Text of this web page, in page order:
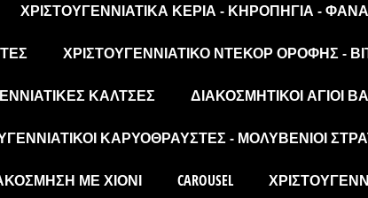
ΧΡΙΣΤΟΥΓΕΝΝΙΆΤΙΚΑ ΚΕΡΙΆ - ΚΗΡΟΠΉΓΙΑ -
ΧΡΙΣΤΟΥΓΕΝΝΙΆΤΙΚΟ ΝΤΕΚΌΡ ΟΡΟΦΉΣ -
ΚΆΛΤΣΕΣ ΔΙΑΚΟΣΜΗΤΙΚΟΊ ΆΓΙΟΙ
ΚΑΡΥΟΘΡΑΎΣΤΕΣ - ΜΟΛΥΒΈΝΙΟΙ
ΜΕ ΧΙΌΝΙ CAROUSEL